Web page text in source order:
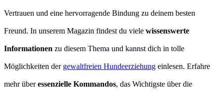
Vertrauen und eine hervorragende Bindung zu deinem besten
Freund. In unserem Magazin findest du viele wissenswerte
Informationen zu diesem Thema und kannst dich in tolle
Möglichkeiten der gewaltfreien Hundeerziehung einlesen. Erfahre
mehr überessenzielle Kommandos, das Wichtigste über die